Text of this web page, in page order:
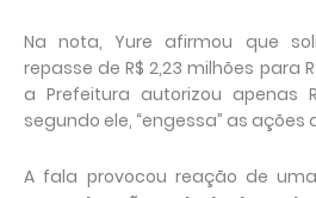
Na nota, Yure afirmou que
repasse de R$ 2,23 milhões para
a Prefeitura autorizou apenas
segundo ele, “engessa” as ações
A fala provocou reação de uma